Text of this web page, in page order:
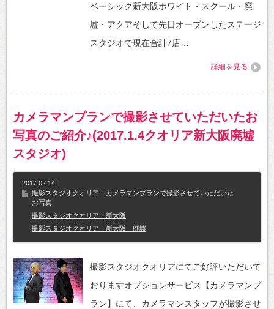
ベーシック新大阪ホワイト・スクール・廃
墟・アクアそして先日オープンしたステージ
スタジオで現在合計7店…
詳細を見る
カメラマンプランで撮影させていただいたお
写真のご紹介♪(2017.1.4クオリア新大阪廃墟
スタジオ)
2017.02.14
撮影スタジオクオリア カメラマンプランで撮影させていただいた
お写真
撮影スタジオクオリア 新大阪
撮影スタジオクオリア 新大阪 廃墟
撮影スタジオクオリアにてご好評いただいて
おりますオプションサービス【カメラマンプ
ラン】にて、カメラマンスタッフが撮影させ